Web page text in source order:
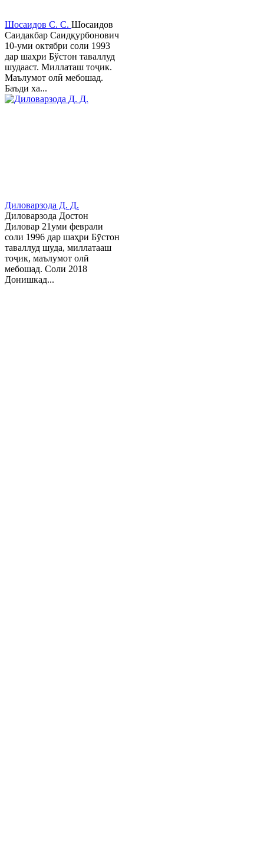
Шосаидов С. С. Шосаидов
Саидакбар Саидқурбонович
10-уми октябри соли 1993
дар шаҳри Бўстон таваллуд
шудааст. Миллаташ тоҷик.
Маълумот олӣ мебошад.
Баъди ха...
Диловарзода Д. Д.
Диловарзода Достон
Диловар 21уми феврали
соли 1996 дар шаҳри Бӯстон
таваллуд шуда, миллатааш
тоҷик, маълумот олӣ
мебошад. Соли 2018
Донишкад...